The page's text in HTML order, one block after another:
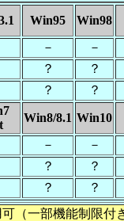
Win95
Win98
－
－
？
？
？
？
Win8/8.1 Win10
－
－
？
？
？
？
（一部機能制限